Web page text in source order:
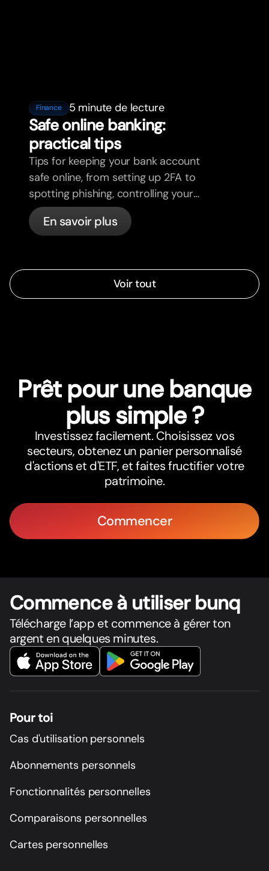
Finance 5 minute de lecture
Safe online banking:
practical tips
Tips for keeping your bank account
safe online, from setting up 2FA to
spotting phishing, controlling your
cards, and what bunq handles
automatically.
En savoir plus
Voir tout
Prêt pour une banque
plus simple ?
Investissez facilement. Choisissez vos
secteurs, obtenez un panier personnalisé
d'actions et d'ETF, et faites fructifier votre
patrimoine.
Commencer
Commence à utiliser bunq
Télécharge l’app et commence à gérer ton
argent en quelques minutes.
Pour toi
Cas d'utilisation personnels
Abonnements personnels
Fonctionnalités personnelles
Comparaisons personnelles
Cartes personnelles